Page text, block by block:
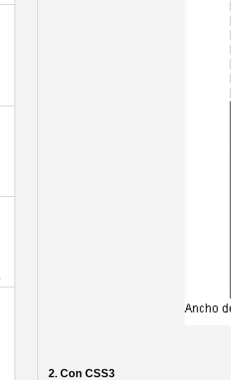
2. Con CSS3